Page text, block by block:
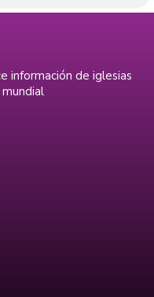
información de iglesias